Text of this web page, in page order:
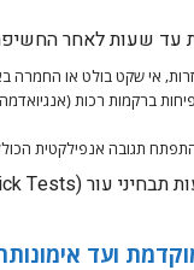
עד שעות לאחר
אי שקט בולט או החמרה
ברקמות רכות
תגובה אנפילקטית
ועד